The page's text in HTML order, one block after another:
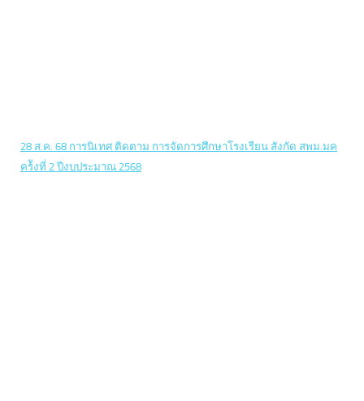
28 ส.ค. 68 การนิเทศ ติดตาม การจัดการศึกษาโรงเรียน สังกัด สพม.มค
คร้ังที่ 2 ปีงบประมาณ 2568